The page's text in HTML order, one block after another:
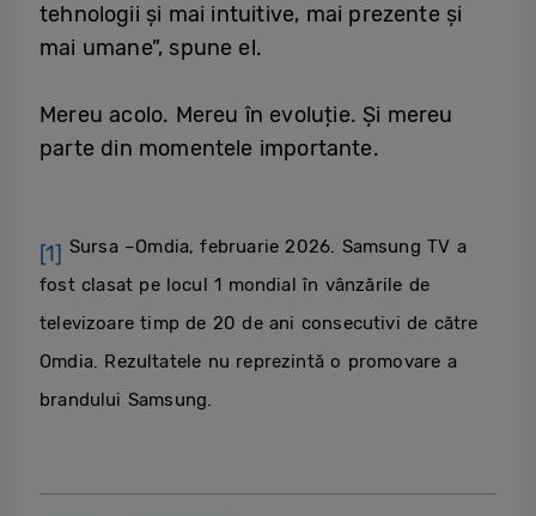
tehnologii și mai intuitive, mai prezente și
mai umane”, spune el.
Mereu acolo. Mereu în evoluție. Și mereu
parte din momentele importante.
[1] Sursa –Omdia, februarie 2026. Samsung TV a
fost clasat pe locul 1 mondial în vânzările de
televizoare timp de 20 de ani consecutivi de către
Omdia. Rezultatele nu reprezintă o promovare a
brandului Samsung.